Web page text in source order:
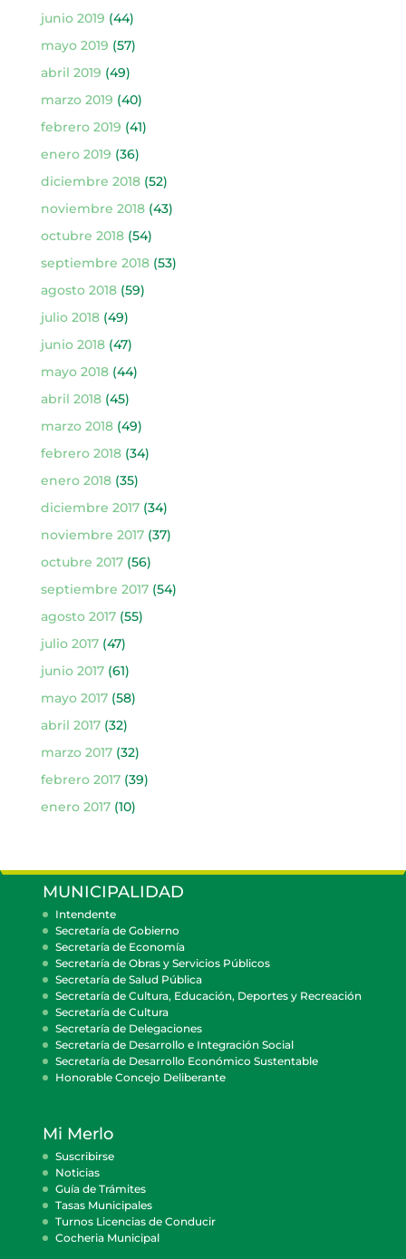
junio 2019 (44)
mayo 2019 (57)
abril 2019 (49)
marzo 2019 (40)
febrero 2019 (41)
enero 2019 (36)
diciembre 2018(52)
noviembre 2018(43)
octubre 2018(54)
septiembre 2018(53)
agosto 2018(59)
julio 2018(49)
junio 2018(47)
mayo 2018(44)
abril 2018(45)
marzo 2018(49)
febrero 2018(34)
enero 2018(35)
diciembre 2017(34)
noviembre 2017(37)
octubre 2017(56)
septiembre 2017(54)
agosto 2017(55)
julio 2017(47)
junio 2017(61)
mayo 2017(58)
abril 2017(32)
marzo 2017(32)
febrero 2017(39)
enero 2017(10)
MUNICIPALIDAD
Intendente
Secretaría de Gobierno
Secretaría de Economía
Secretaría de Obras y Servicios Públicos
Secretaría de Salud Pública
Secretaría de Cultura, Educación, Deportes y Recreación
Secretaría de Cultura
Secretaría de Delegaciones
Secretaría de Desarrollo e Integración Social
Secretaría de Desarrollo Económico Sustentable
Honorable Concejo Deliberante
Mi Merlo
Suscribirse
Noticias
Guía de Trámites
Tasas Municipales
Turnos Licencias de Conducir
Cocheria Municipal